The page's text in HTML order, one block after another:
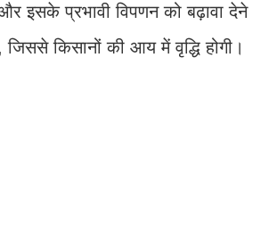
इसके प्रभावी विपणन को बढ़ावा देने
जिससे किसानों की आय में वृद्धि होगी।